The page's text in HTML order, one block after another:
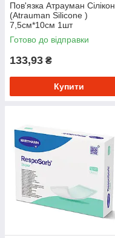
Пов'язка Атрауман Сілікон
(Atrauman Silicone )
7,5см*10см 1шт
Готово до відправки
133,93 ₴
Купити